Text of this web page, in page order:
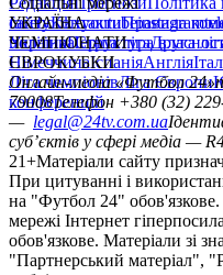
сайтуКонтактиПравила
політикаСтруктура
facebookxyoutubeinstagram
УКРАЇНА
УкраїнаПерша лігаДруга
ЧЕМПІОНАТИ
НімеччинаІспаніяАнглія
ЄВРОКУБКИ
Ліга чемпіонівЛіга Європи
конференцій
Онлайн-медіа «Футбол 24»
79008Телефон +380 (32)
— legal@24tv.com.ua
суб’єктів у сфері медіа —
21+Матеріали сайту
При цитуванні і
на "Футбол 24" обов'язкове.
мережі Інтернет
обов'язкове. Матеріали зі
"Партнерський матеріал",